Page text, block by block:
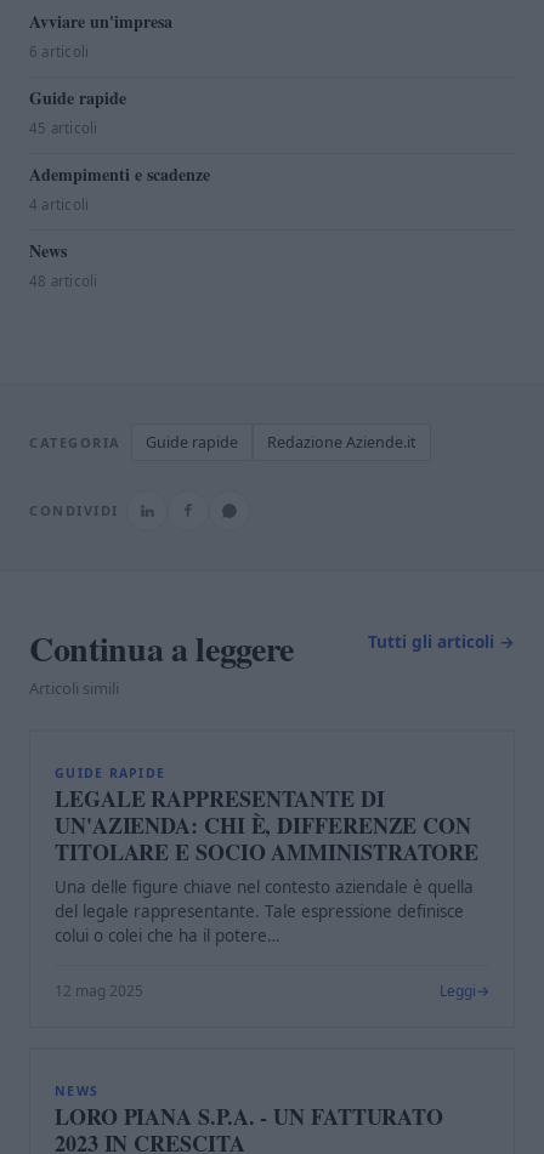
Avviare un'impresa
6 articoli
Guide rapide
45 articoli
Adempimenti e scadenze
4 articoli
News
48 articoli
CATEGORIA Guide rapide Redazione Aziende.it
CONDIVIDI
Continua a leggere
Articoli simili
Tutti gli articoli →
GUIDE RAPIDE
LEGALE RAPPRESENTANTE DI
UN'AZIENDA: CHI È, DIFFERENZE CON
TITOLARE E SOCIO AMMINISTRATORE
Una delle figure chiave nel contesto aziendale è quella
del legale rappresentante. Tale espressione definisce
colui o colei che ha il potere…
12 mag 2025 Leggi
NEWS
LORO PIANA S.P.A. - UN FATTURATO
2023 IN CRESCITA